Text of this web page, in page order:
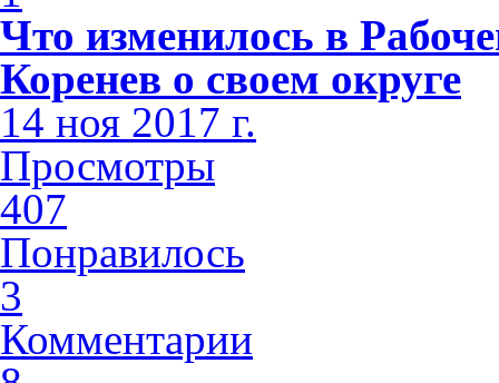
Что изменилось в
Коренев о своем округе
14 ноя 2017 г.
Просмотры
407
Понравилось
3
Комментарии